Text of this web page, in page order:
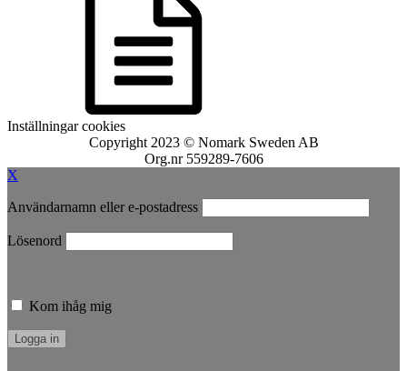
Inställningar cookies
Copyright 2023 © Nomark Sweden AB
Org.nr 559289-7606
X
Användarnamn eller e-postadress
Lösenord
Kom ihåg mig